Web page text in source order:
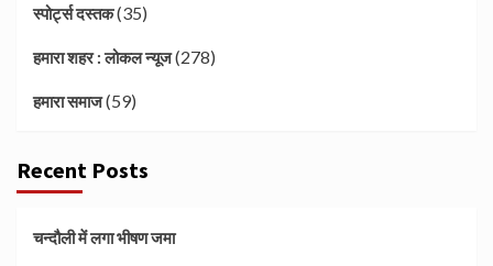
स्पोर्ट्स दस्तक(35)
हमारा शहर : लोकल न्यूज(278)
हमारा समाज(59)
Recent Posts
चन्दौली में लगा भीषण जमा